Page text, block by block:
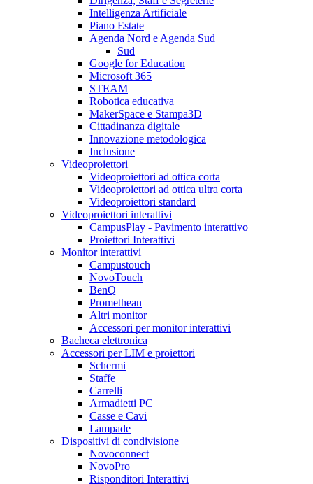
Intelligenza Artificiale
Piano Estate
Agenda Nord e Agenda Sud
Sud
Google for Education
Microsoft 365
STEAM
Robotica educativa
MakerSpace e Stampa3D
Cittadinanza digitale
Innovazione metodologica
Inclusione
Videoproiettori
Videoproiettori ad ottica corta
Videoproiettori ad ottica ultra corta
Videoproiettori standard
Videoproiettori interattivi
CampusPlay - Pavimento interattivo
Proiettori Interattivi
Monitor interattivi
Campustouch
NovoTouch
BenQ
Promethean
Altri monitor
Accessori per monitor interattivi
Bacheca elettronica
Accessori per LIM e proiettori
Schermi
Staffe
Carrelli
Armadietti PC
Casse e Cavi
Lampade
Dispositivi di condivisione
Novoconnect
NovoPro
Risponditori Interattivi